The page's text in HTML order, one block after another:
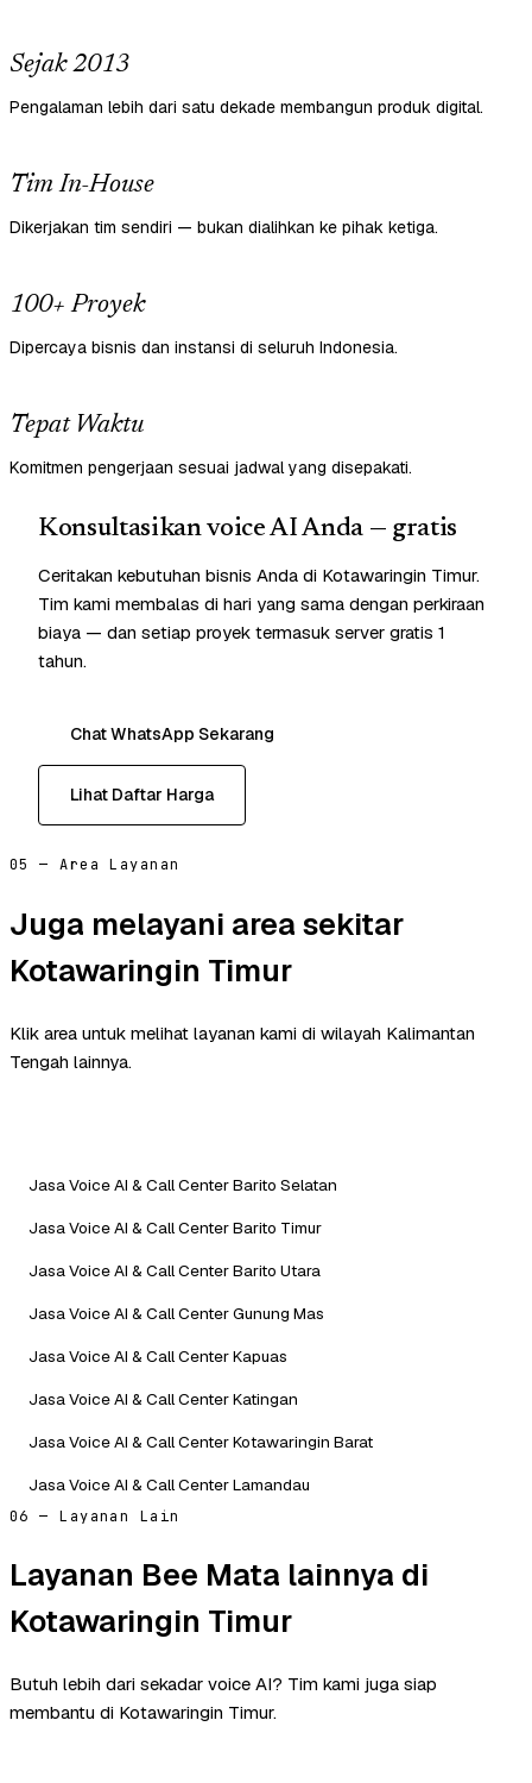
Sejak 2013
Pengalaman lebih dari satu dekade membangun produk digital.
Tim In-House
Dikerjakan tim sendiri — bukan dialihkan ke pihak ketiga.
100+ Proyek
Dipercaya bisnis dan instansi di seluruh Indonesia.
Tepat Waktu
Komitmen pengerjaan sesuai jadwal yang disepakati.
Konsultasikan voice AI Anda — gratis
Ceritakan kebutuhan bisnis Anda di Kotawaringin Timur.
Tim kami membalas di hari yang sama dengan perkiraan
biaya — dan setiap proyek termasuk server gratis 1
tahun.
Chat WhatsApp Sekarang
Lihat Daftar Harga
05 — Area Layanan
Juga melayani area sekitar
Kotawaringin Timur
Klik area untuk melihat layanan kami di wilayah Kalimantan
Tengah lainnya.
Jasa Voice AI & Call Center Barito Selatan
Jasa Voice AI & Call Center Barito Timur
Jasa Voice AI & Call Center Barito Utara
Jasa Voice AI & Call Center Gunung Mas
Jasa Voice AI & Call Center Kapuas
Jasa Voice AI & Call Center Katingan
Jasa Voice AI & Call Center Kotawaringin Barat
Jasa Voice AI & Call Center Lamandau
06 — Layanan Lain
Layanan Bee Mata lainnya di
Kotawaringin Timur
Butuh lebih dari sekadar voice AI? Tim kami juga siap
membantu di Kotawaringin Timur.